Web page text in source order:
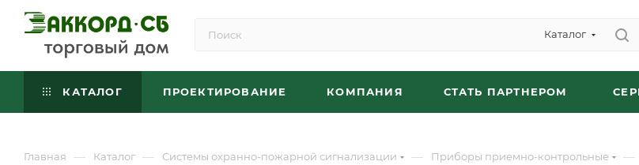
Каталог
КАТАЛОГ ПРОЕКТИРОВАНИЕ КОМПАНИЯ СТАТЬ ПАРТНЕРОМ
Главная — Каталог — Системы охранно-пожарной сигнализации — Приборы приемно-контрольные —